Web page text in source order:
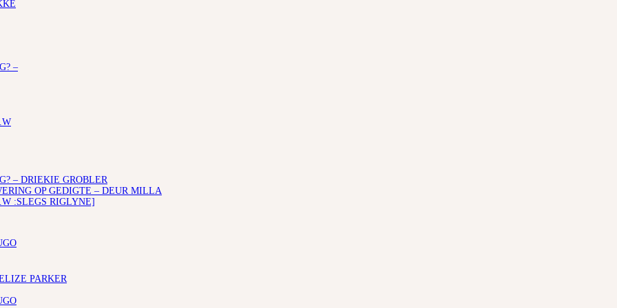
–
– DRIEKIE GROBLER
OP GEDIGTE – DEUR MILLA
:SLEGS RIGLYNE]
PARKER